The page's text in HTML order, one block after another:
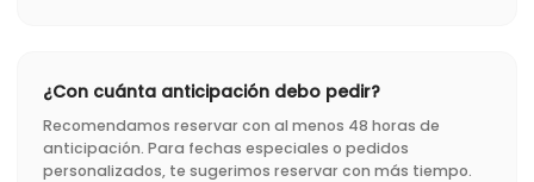
¿Con cuánta anticipación debo pedir?
Recomendamos reservar con al menos 48 horas de
anticipación. Para fechas especiales o pedidos
personalizados, te sugerimos reservar con más tiempo.